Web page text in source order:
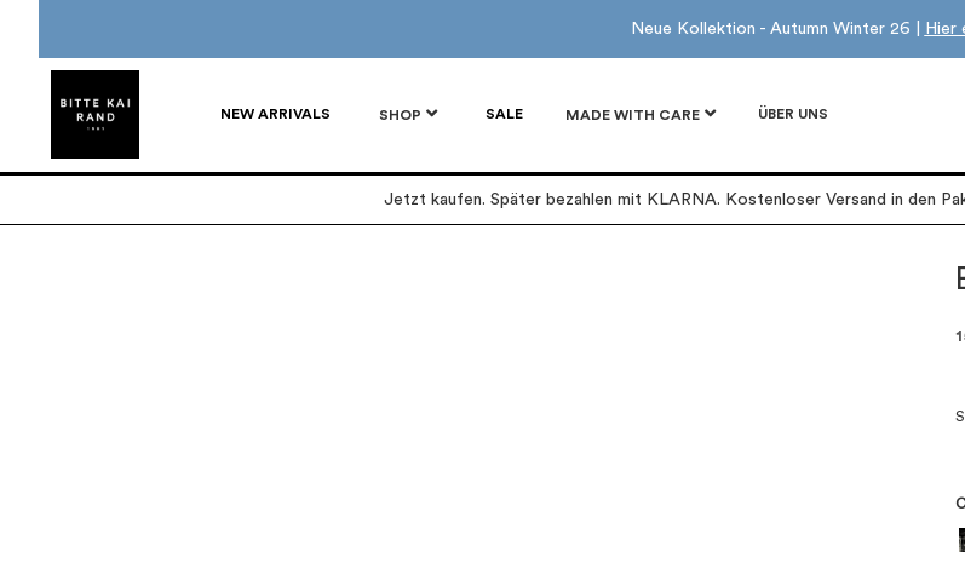
Neue Kollektion - Autumn Winter 26 | Hier
NEW ARRIVALS SHOP SALE MADE WITH CARE ÜBER UNS
Jetzt kaufen. Später bezahlen mit KLARNA. Kostenloser Versand in den